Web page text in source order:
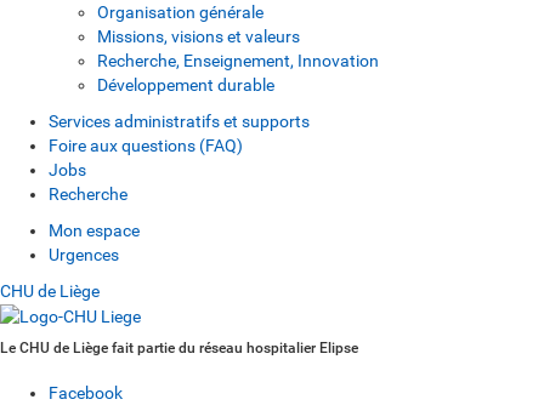
Organisation générale
Missions, visions et valeurs
Recherche, Enseignement, Innovation
Développement durable
Services administratifs et supports
Foire aux questions (FAQ)
Jobs
Recherche
Mon espace
Urgences
CHU de Liège
Le CHU de Liège fait partie du réseau hospitalier Elipse
Facebook